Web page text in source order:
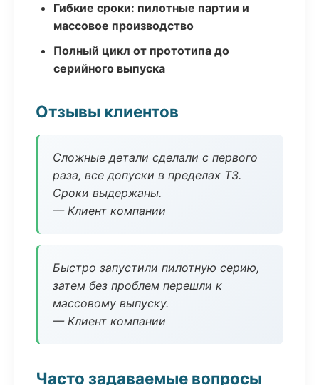
Гибкие сроки: пилотные партии и
массовое производство
Полный цикл от прототипа до
серийного выпуска
Отзывы клиентов
Сложные детали сделали с первого
раза, все допуски в пределах ТЗ.
Сроки выдержаны.
— Клиент компании
Быстро запустили пилотную серию,
затем без проблем перешли к
массовому выпуску.
— Клиент компании
Часто задаваемые вопросы